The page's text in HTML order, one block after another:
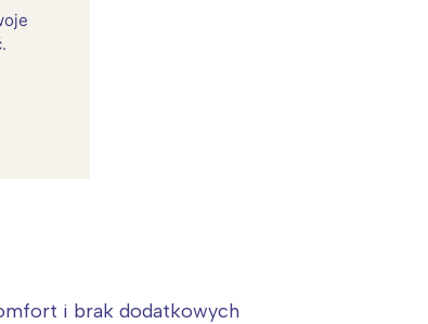
i brak dodatkowych